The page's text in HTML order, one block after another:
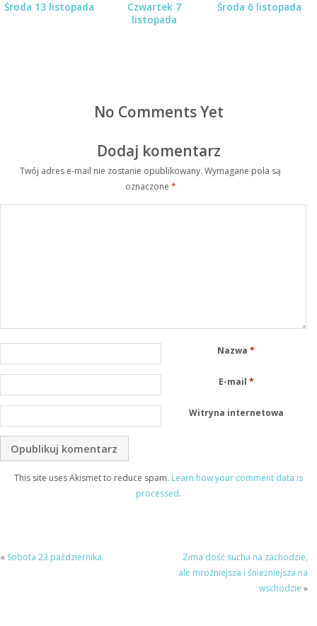
Środa 13 listopada
Czwartek 7
listopada
Środa 6 listopada
No Comments Yet
Dodaj komentarz
Twój adres e-mail nie zostanie opublikowany. Wymagane pola są
oznaczone *
Nazwa*
E-mail *
Witryna internetowa
This site uses Akismet to reduce spam. Learn how your comment data is
processed.
« Sobota 23 października
Zima dość sucha na zachodzie,
ale mroźniejsza i śnieżniejsza na
wschodzie »